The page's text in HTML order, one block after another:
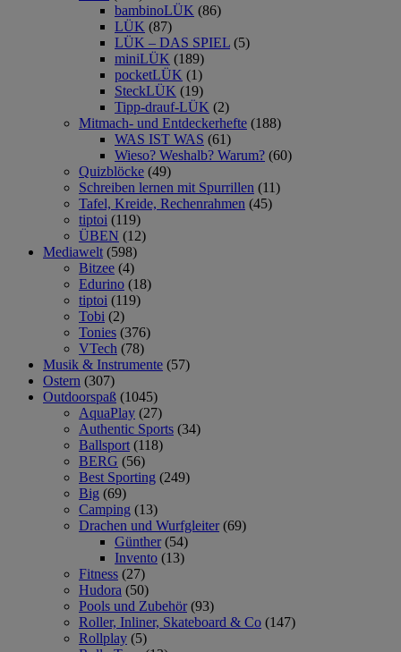
bambinoLÜK (86)
LÜK (87)
LÜK – DAS SPIEL (5)
miniLÜK (189)
pocketLÜK (1)
SteckLÜK (19)
Tipp-drauf-LÜK (2)
Mitmach- und Entdeckerhefte (188)
WAS IST WAS (61)
Wieso? Weshalb? Warum? (60)
Quizblöcke (49)
Schreiben lernen mit Spurrillen (11)
Tafel, Kreide, Rechenrahmen (45)
tiptoi (119)
ÜBEN (12)
Mediawelt (598)
Bitzee (4)
Edurino (18)
tiptoi (119)
Tobi (2)
Tonies (376)
VTech (78)
Musik & Instrumente (57)
Ostern (307)
Outdoorspaß (1045)
AquaPlay (27)
Authentic Sports (34)
Ballsport (118)
BERG (56)
Best Sporting (249)
Big (69)
Camping (13)
Drachen und Wurfgleiter (69)
Günther (54)
Invento (13)
Fitness (27)
Hudora (50)
Pools und Zubehör (93)
Roller, Inliner, Skateboard & Co (147)
Rollplay (5)